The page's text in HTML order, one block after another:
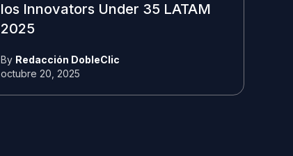
los Innovators Under 35 LATAM
2025
By Redacción DobleClic
octubre 20, 2025